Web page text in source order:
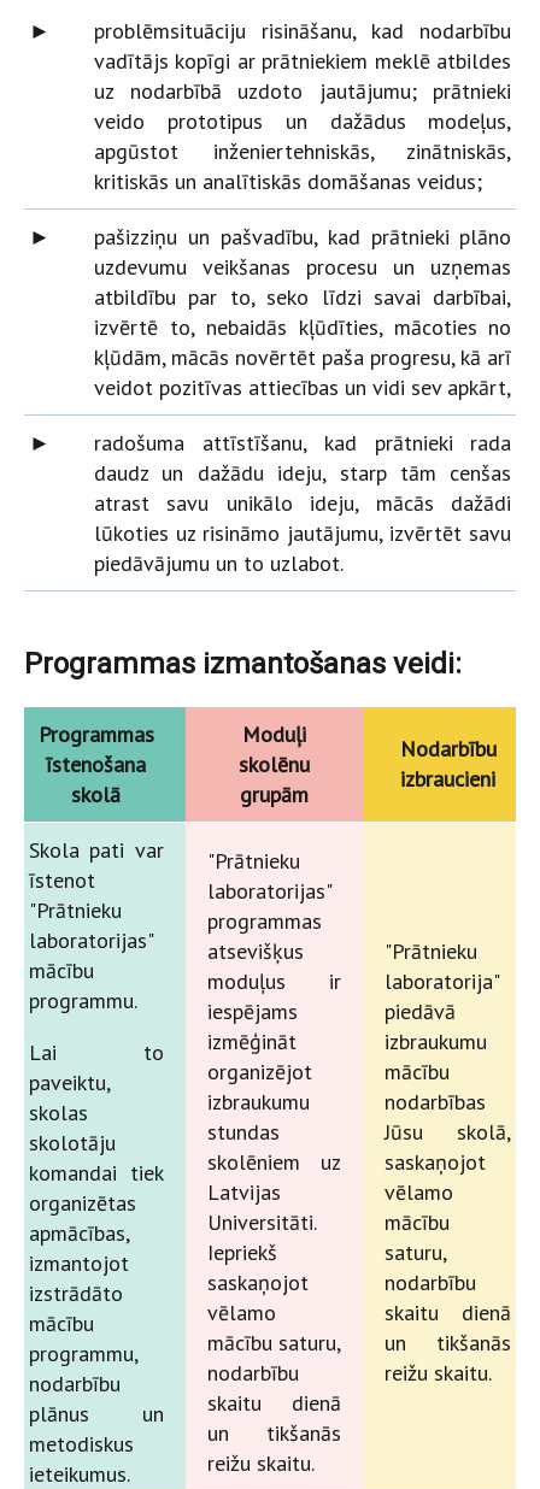
►
problēmsituāciju risināšanu, kad nodarbību
vadītājs kopīgi ar prātniekiem meklē atbildes
uz nodarbībā uzdoto jautājumu; prātnieki
veido prototipus un dažādus modeļus,
apgūstot inženiertehniskās, zinātniskās,
kritiskās un analītiskās domāšanas veidus;
►
pašizziņu un pašvadību, kad prātnieki plāno
uzdevumu veikšanas procesu un uzņemas
atbildību par to, seko līdzi savai darbībai,
izvērtē to, nebaidās kļūdīties, mācoties no
kļūdām, mācās novērtēt paša progresu, kā arī
veidot pozitīvas attiecības un vidi sev apkārt,
►
radošuma attīstīšanu, kad prātnieki rada
daudz un dažādu ideju, starp tām cenšas
atrast savu unikālo ideju, mācās dažādi
lūkoties uz risināmo jautājumu, izvērtēt savu
piedāvājumu un to uzlabot.
Programmas izmantošanas veidi:
Programmas
īstenošana
skolā
Moduļi
skolēnu
grupām
Nodarbību
izbraucieni
Skola pati var
īstenot
"Prātnieku
laboratorijas"
mācību
programmu.
Lai to
paveiktu,
skolas
skolotāju
komandai tiek
organizētas
apmācības,
izmantojot
izstrādāto
mācību
programmu,
nodarbību
plānus un
metodiskus
ieteikumus.
"Prātnieku
laboratorijas"
programmas
atsevišķus
moduļus ir
iespējams
izmēģināt
organizējot
izbraukumu
stundas
skolēniem uz
Latvijas
Universitāti.
Iepriekš
saskaņojot
vēlamo
mācību saturu,
nodarbību
skaitu dienā
un tikšanās
reižu skaitu.
"Prātnieku
laboratorija"
piedāvā
izbraukumu
mācību
nodarbības
Jūsu skolā,
saskaņojot
vēlamo
mācību
saturu,
nodarbību
skaitu dienā
un tikšanās
reižu skaitu.